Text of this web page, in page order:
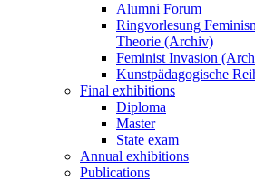
Alumni Forum
Ringvorlesung
Theorie (Archiv)
Feminist Invasion
Kunstpädagogische
Final exhibitions
Diploma
Master
State exam
Annual exhibitions
Publications